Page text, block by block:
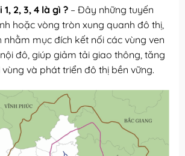
2, 3, 4 là gì ? – Đây những tuyến
hoặc vòng tròn xung quanh đô thị,
mục đích kết nối các vùng ven
đô, giúp giảm tải giao thông, tăng
và phát triển đô thị bền vững.